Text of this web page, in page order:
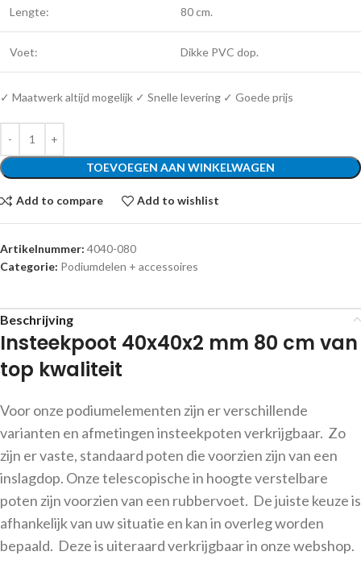
Lengte: 80 cm.
Voet: Dikke PVC dop.
✓ Maatwerk altijd mogelijk ✓ Snelle levering ✓ Goede prijs
TOEVOEGEN AAN WINKELWAGEN
Add to compare Add to wishlist
Artikelnummer: 4040-080
Categorie: Podiumdelen + accessoires
Beschrijving
Insteekpoot 40x40x2 mm 80 cm van
top kwaliteit
Voor onze podiumelementen zijn er verschillende
varianten en afmetingen insteekpoten verkrijgbaar. Zo
zijn er vaste, standaard poten die voorzien zijn van een
inslagdop. Onze telescopische in hoogte verstelbare
poten zijn voorzien van een rubbervoet. De juiste keuze is
afhankelijk van uw situatie en kan in overleg worden
bepaald. Deze is uiteraard verkrijgbaar in onze webshop.